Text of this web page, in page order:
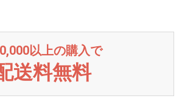
以上の購入で
送料無料